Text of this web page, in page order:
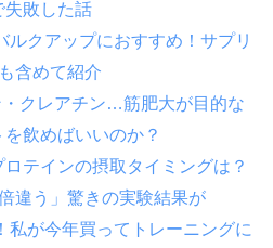
失敗した話
ルクアップにおすすめ！サプリ
含めて紹介
クレアチン…筋肥大が目的な
飲めばいいのか？
テインの摂取タイミングは？
違う」驚きの実験結果が
私が今年買ってトレーニングに